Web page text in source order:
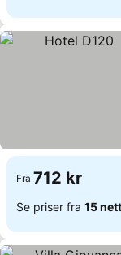
Fra 712 kr
Se priser fra 15